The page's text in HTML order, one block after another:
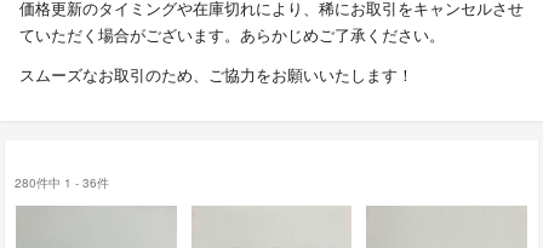
価格更新のタイミングや在庫切れにより、稀にお取引をキャンセルさせ
ていただく場合がございます。あらかじめご了承ください。
スムーズなお取引のため、ご協力をお願いいたします！
280件中 1 - 36件